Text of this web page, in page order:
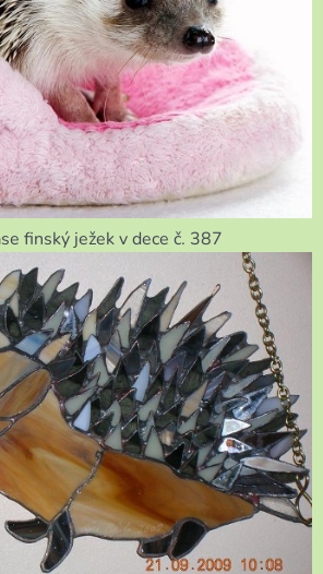
finský ježek v dece č. 387